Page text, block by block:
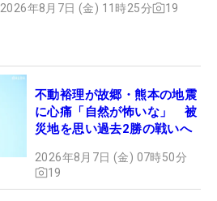
2026年8月7日 (金) 11時25分 19
不動裕理が故郷・熊本の地震
に心痛「自然が怖いな」 被
災地を思い過去2勝の戦いへ
2026年8月7日 (金) 07時50分
19